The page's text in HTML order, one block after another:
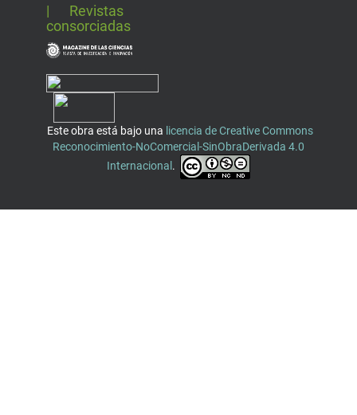
| Revistas
consorciadas
Este obra está bajo una licencia de Creative Commons
Reconocimiento-NoComercial-SinObraDerivada 4.0
Internacional .